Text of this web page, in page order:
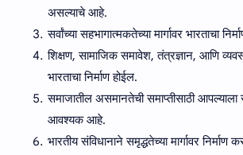
असल्याचे आहे.
सर्वांच्या सहभागात्मकतेच्या मार्गावर भारताचा
शिक्षण, सामाजिक समावेश, तंत्रज्ञान, आणि
भारताचा निर्माण होईल.
समाजातील असमानतेची समाप्तीसाठी आपल्याला
आवश्यक आहे.
भारतीय संविधानाने समृद्धतेच्या मार्गावर निर्माण